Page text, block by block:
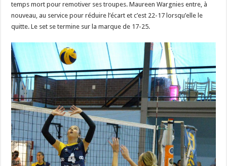
temps mort pour remotiver ses troupes. Maureen Wargnies entre, à
nouveau, au service pour réduire l’écart et c’est 22-17 lorsqu’elle le
quitte. Le set se termine sur la marque de 17-25.